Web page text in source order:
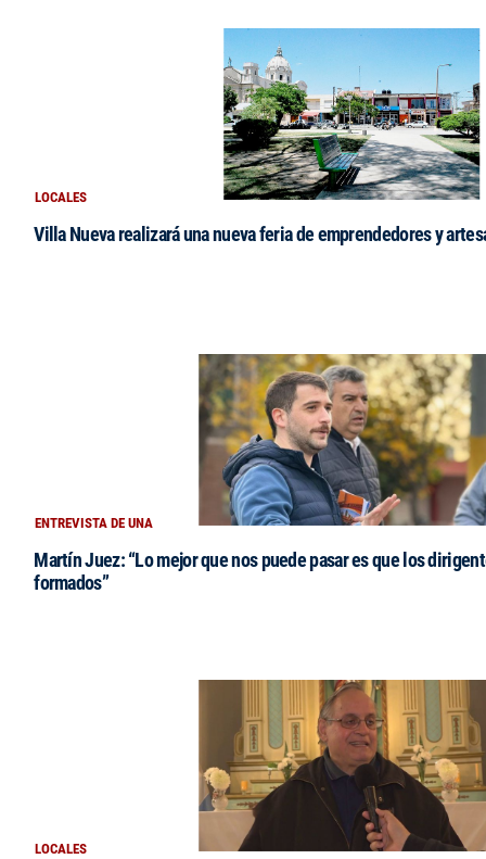
LOCALES
Villa Nueva realizará una nueva feria de emprendedores y
ENTREVISTA DE UNA
Martín Juez: “Lo mejor que nos puede pasar es que los
formados”
LOCALES